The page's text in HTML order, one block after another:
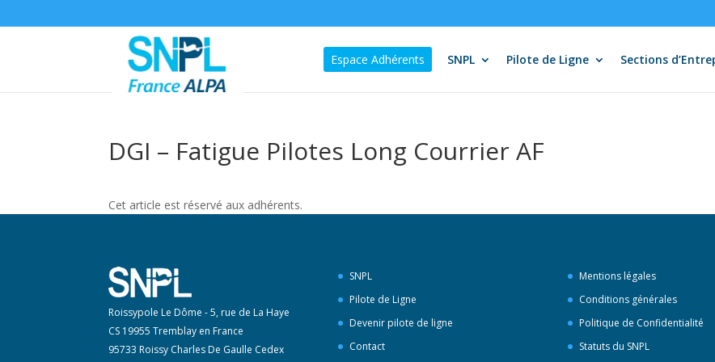
Espace Adhérents SNPL Pilote de Ligne Sections
DGI – Fatigue Pilotes Long Courrier AF
Cet article est réservé aux adhérents.
Roissypole Le Dôme - 5, rue de La Haye
CS 19955 Tremblay en France
95733 Roissy Charles De Gaulle Cedex
SNPL
Pilote de Ligne
Devenir pilote de ligne
Contact
Mentions légales
Conditions générales
Politique de Confidentialité
Statuts du SNPL